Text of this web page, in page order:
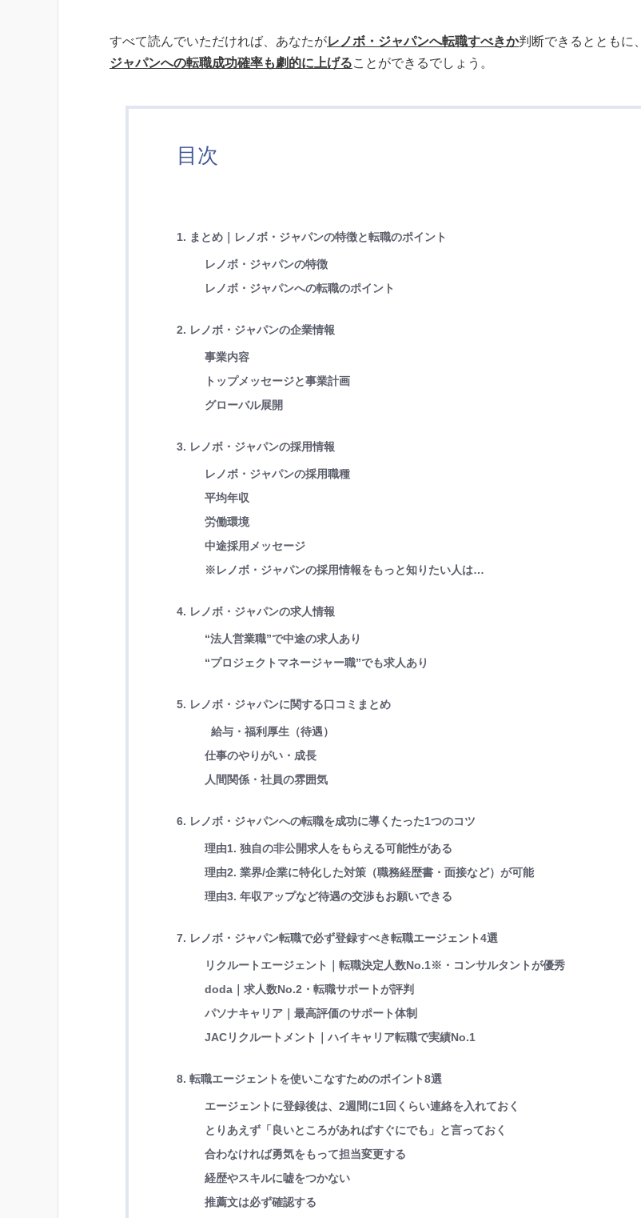
すべて読んでいただければ、あなたがレノボ・ジャパンへ転職すべきか判断できるとともに、
ジャパンへの転職成功確率も劇的に上げることができるでしょう。
目次
1. まとめ｜レノボ・ジャパンの特徴と転職のポイント
レノボ・ジャパンの特徴
レノボ・ジャパンへの転職のポイント
2. レノボ・ジャパンの企業情報
事業内容
トップメッセージと事業計画
グローバル展開
3. レノボ・ジャパンの採用情報
レノボ・ジャパンの採用職種
平均年収
労働環境
中途採用メッセージ
※レノボ・ジャパンの採用情報をもっと知りたい人は…
4. レノボ・ジャパンの求人情報
“法人営業職”で中途の求人あり
“プロジェクトマネージャー職”でも求人あり
5. レノボ・ジャパンに関する口コミまとめ
給与・福利厚生（待遇）
仕事のやりがい・成長
人間関係・社員の雰囲気
6. レノボ・ジャパンへの転職を成功に導くたった1つのコツ
理由1. 独自の非公開求人をもらえる可能性がある
理由2. 業界/企業に特化した対策（職務経歴書・面接など）が可能
理由3. 年収アップなど待遇の交渉もお願いできる
7. レノボ・ジャパン転職で必ず登録すべき転職エージェント4選
リクルートエージェント｜転職決定人数No.1※・コンサルタントが優秀
doda｜求人数No.2・転職サポートが評判
パソナキャリア｜最高評価のサポート体制
JACリクルートメント｜ハイキャリア転職で実績No.1
8. 転職エージェントを使いこなすためのポイント8選
エージェントに登録後は、2週間に1回くらい連絡を入れておく
とりあえず「良いところがあればすぐにでも」と言っておく
合わなければ勇気をもって担当変更する
経歴やスキルに嘘をつかない
推薦文は必ず確認する